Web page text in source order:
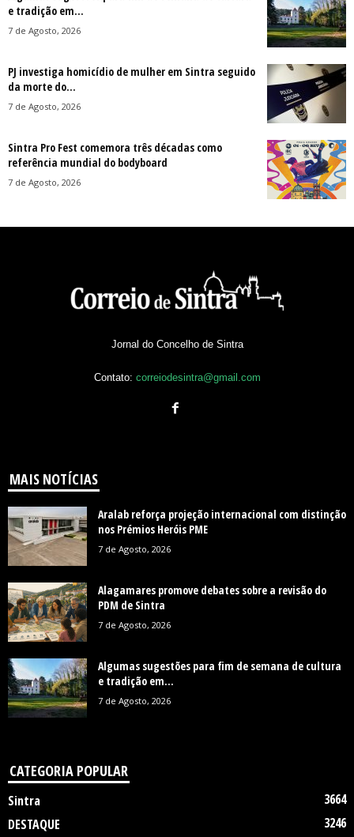
e tradição em...
7 de Agosto, 2026
PJ investiga homicídio de mulher em Sintra seguido
da morte do...
7 de Agosto, 2026
Sintra Pro Fest comemora três décadas como
referência mundial do bodyboard
7 de Agosto, 2026
Jornal do Concelho de Sintra
Contato: correiodesintra@gmail.com
MAIS NOTÍCIAS
Aralab reforça projeção internacional com distinção
nos Prémios Heróis PME
7 de Agosto, 2026
Alagamares promove debates sobre a revisão do
PDM de Sintra
7 de Agosto, 2026
Algumas sugestões para fim de semana de cultura
e tradição em...
7 de Agosto, 2026
CATEGORIA POPULAR
Sintra
3664
DESTAQUE
3246